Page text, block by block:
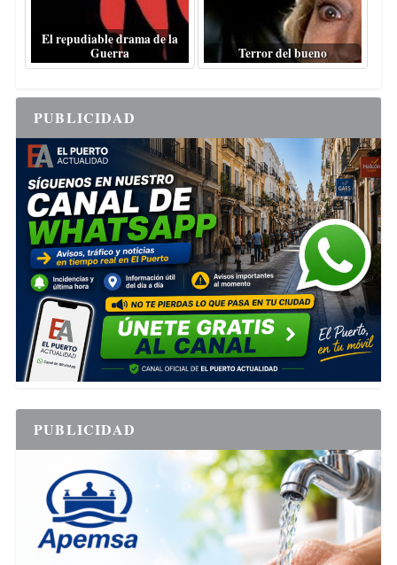
El repudiable drama de la
Guerra
Terror del bueno
PUBLICIDAD
PUBLICIDAD